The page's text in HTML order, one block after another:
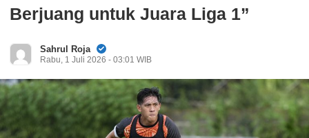
Berjuang untuk Juara Liga 1”
Sahrul Roja
Rabu, 1 Juli 2026 - 03:01 WIB